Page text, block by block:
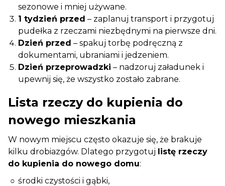
sezonowe i mniej używane.
1 tydzień przed – zaplanuj transport i przygotuj
pudełka z rzeczami niezbędnymi na pierwsze dni.
Dzień przed – spakuj torbę podręczną z
dokumentami, ubraniami i jedzeniem.
Dzień przeprowadzki – nadzoruj załadunek i
upewnij się, że wszystko zostało zabrane.
Lista rzeczy do kupienia do
nowego mieszkania
W nowym miejscu często okazuje się, że brakuje
kilku drobiazgów. Dlatego przygotuj listę rzeczy
do kupienia do nowego domu:
środki czystości i gąbki,